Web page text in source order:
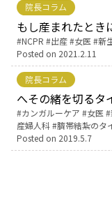
院長コラム
もし産まれたとき
Tags:
NCPR 出産 女医 新
Posted on 2021.2.11
院長コラム
へその緒を切るタ
Tags:
カンガルーケア 女医
産婦人科 臍帯結紮のタ
Posted on 2019.5.7